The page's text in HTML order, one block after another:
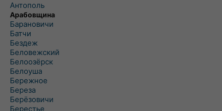
Антополь
Арабовщина
Барановичи
Батчи
Бездеж
Беловежский
Белоозёрск
Белоуша
Бережное
Береза
Берёзовичи
Берестье